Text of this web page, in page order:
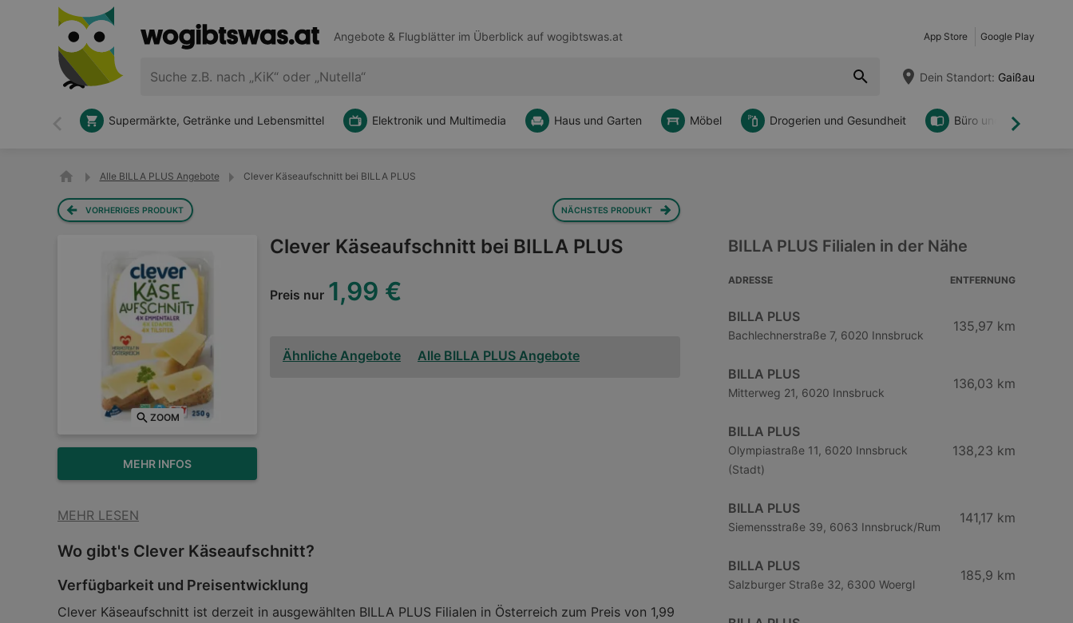
Angebote & Flugblätter im Überblick auf wogibtswas.at App Store Google Play
Dein Standort: Gaißau
Zurück Weiter
Supermärkte, Getränke und Lebensmittel Elektronik und Multimedia Haus und Garten Möbel Drogerien und Gesundheit Büro und DIY
Alle BILLA PLUS Angebote Clever Käseaufschnitt bei BILLA PLUS
VORHERIGES PRODUKT NÄCHSTES PRODUKT
ZOOM
MEHR INFOS
Clever Käseaufschnitt bei BILLA PLUS
Preis nur 1,99 €
Ähnliche Angebote Alle BILLA PLUS Angebote
MEHR LESEN
Wo gibt's Clever Käseaufschnitt?
Verfügbarkeit und Preisentwicklung
Clever Käseaufschnitt ist derzeit in ausgewählten BILLA PLUS Filialen in Österreich zum Preis von 1,99
BILLA PLUS Filialen in der Nähe
ADRESSE ENTFERNUNG
BILLA PLUS
Bachlechnerstraße 7, 6020 Innsbruck
135,97 km
BILLA PLUS
Mitterweg 21, 6020 Innsbruck
136,03 km
BILLA PLUS
Olympiastraße 11, 6020 Innsbruck
(Stadt)
138,23 km
BILLA PLUS
Siemensstraße 39, 6063 Innsbruck/Rum
141,17 km
BILLA PLUS
Salzburger Straße 32, 6300 Woergl
185,9 km